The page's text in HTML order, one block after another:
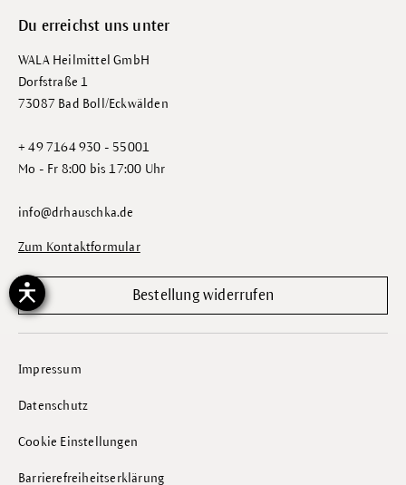
Du erreichst uns unter
WALA Heilmittel GmbH
Dorfstraße 1
73087 Bad Boll/Eckwälden
+ 49 7164 930 - 55001
Mo - Fr 8:00 bis 17:00 Uhr
info@drhauschka.de
Zum Kontaktformular
Bestellung widerrufen
Impressum
Datenschutz
Cookie Einstellungen
Barrierefreiheitserklärung